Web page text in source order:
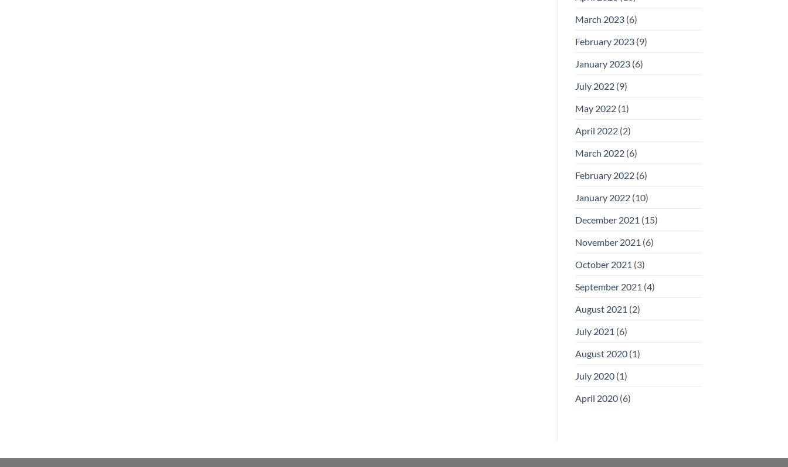
March 2023(6)
February 2023(9)
January 2023(6)
July 2022(9)
May 2022(1)
April 2022(2)
March 2022(6)
February 2022(6)
January 2022(10)
December 2021 (15)
November 2021 (6)
October 2021 (3)
September 2021 (4)
August 2021 (2)
July 2021 (6)
August 2020(1)
July 2020(1)
April 2020(6)